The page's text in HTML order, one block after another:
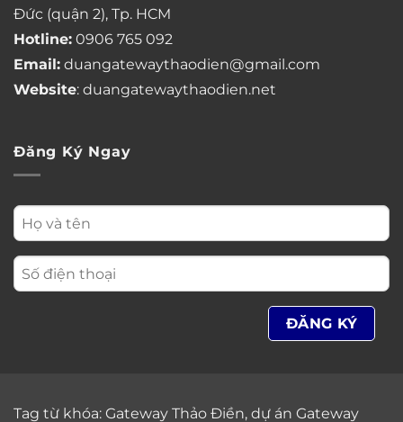
Đức (quận 2), Tp. HCM
Hotline: 0906 765 092
Email: duangatewaythaodien@gmail.com
Website: duangatewaythaodien.net
Đăng Ký Ngay
Tag từ khóa: Gateway Thảo Điền, dự án Gateway